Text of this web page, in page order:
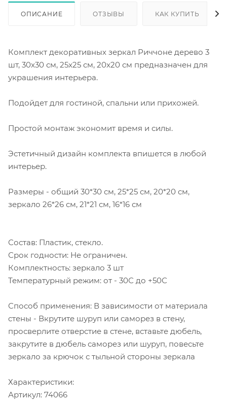
ОПИСАНИЕ ОТЗЫВЫ КАК КУПИТЬ
Комплект декоративных зеркал Риччоне дерево 3
шт, 30x30 см, 25x25 см, 20x20 см предназначен для
украшения интерьера.
Подойдет для гостиной, спальни или прихожей.
Простой монтаж экономит время и силы.
Эстетичный дизайн комплекта впишется в любой
интерьер.
Размеры - общий 30*30 см, 25*25 см, 20*20 см,
зеркало 26*26 см, 21*21 см, 16*16 см
Состав: Пластик, стекло.
Срок годности: Не ограничен.
Комплектность: зеркало 3 шт
Температурный режим: от - 30С до +50С
Способ применения: В зависимости от материала
стены - Вкрутите шуруп или саморез в стену,
просверлите отверстие в стене, вставьте дюбель,
закрутите в дюбель саморез или шуруп, повесьте
зеркало за крючок с тыльной стороны зеркала
Характеристики:
Артикул: 74066